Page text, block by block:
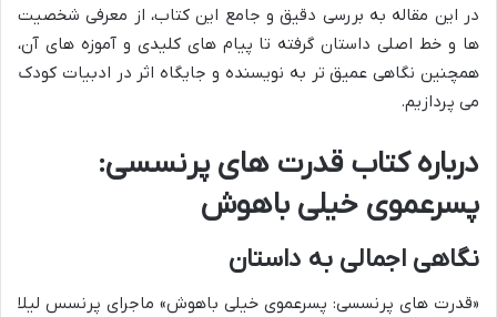
در این مقاله به بررسی دقیق و جامع این کتاب، از معرفی شخصیت
ها و خط اصلی داستان گرفته تا پیام های کلیدی و آموزه های آن،
همچنین نگاهی عمیق تر به نویسنده و جایگاه اثر در ادبیات کودک
می پردازیم.
درباره کتاب قدرت های پرنسسی:
پسرعموی خیلی باهوش
نگاهی اجمالی به داستان
«قدرت های پرنسسی: پسرعموی خیلی باهوش» ماجرای پرنسس لیلا